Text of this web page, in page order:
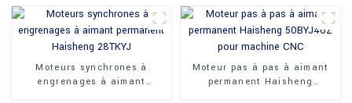
50BYJ412
Moteurs synchrones à
engrenages à aimant
Moteur pas à pas à aimant
permanent Haisheng